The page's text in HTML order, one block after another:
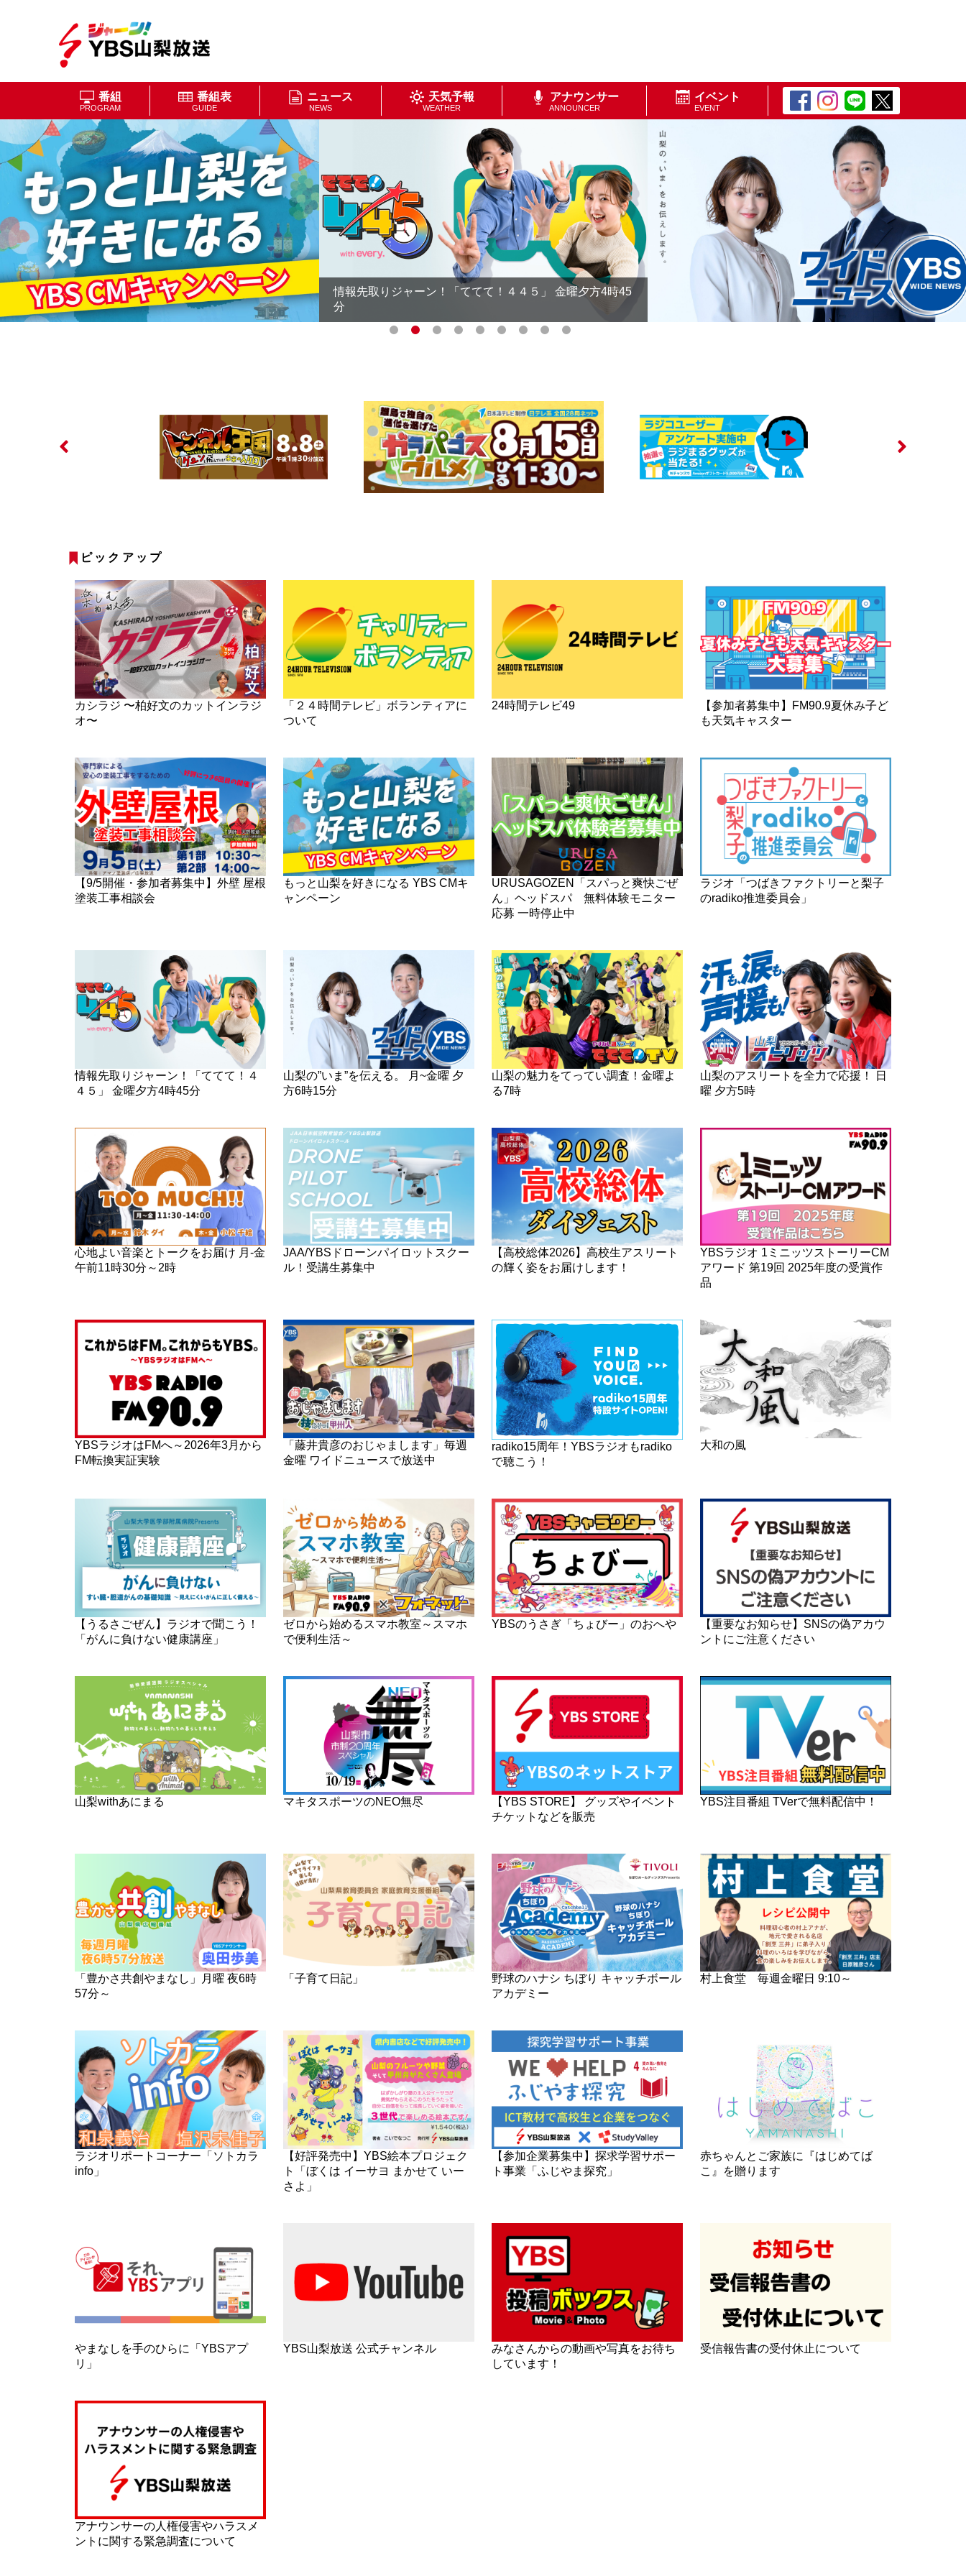
番組
PROGRAM
番組表
GUIDE
ニュース
NEWS
天気予報
WEATHER
アナウンサー
ANNOUNCER
イベント
EVENT
情報先取りジャーン！「ててて！４４５」 金曜夕方4時45
分
ピックアップ
カシラジ 〜柏好文のカットインラジ
オ〜
「２４時間テレビ」ボランティアに
ついて
24時間テレビ49
【参加者募集中】FM90.9夏休み子ど
も天気キャスター
【9/5開催・参加者募集中】外壁 屋根
塗装工事相談会
もっと山梨を好きになる YBS CMキ
ャンペーン
URUSAGOZEN「スパっと爽快ごぜ
ん」ヘッドスパ 無料体験モニター
応募 一時停止中
ラジオ「つばきファクトリーと梨子
のradiko推進委員会」
情報先取りジャーン！「ててて！４
４５」 金曜夕方4時45分
山梨の”いま”を伝える。 月~金曜 夕
方6時15分
山梨の魅力をてってい調査！金曜よ
る7時
山梨のアスリートを全力で応援！ 日
曜 夕方5時
心地よい音楽とトークをお届け 月-金
午前11時30分～2時
JAA/YBSドローンパイロットスクー
ル！受講生募集中
【高校総体2026】高校生アスリート
の輝く姿をお届けします！
YBSラジオ 1ミニッツストーリーCM
アワード 第19回 2025年度の受賞作
品
YBSラジオはFMへ～2026年3月から
FM転換実証実験
「藤井貴彦のおじゃまします」毎週
金曜 ワイドニュースで放送中
radiko15周年！YBSラジオもradiko
で聴こう！
大和の風
【うるさごぜん】ラジオで聞こう！
「がんに負けない健康講座」
ゼロから始めるスマホ教室～スマホ
で便利生活～
YBSのうさぎ「ちょびー」のおへや
【重要なお知らせ】SNSの偽アカウ
ントにご注意ください
山梨withあにまる マキタスポーツのNEO無尽
【YBS STORE】 グッズやイベント
チケットなどを販売
YBS注目番組 TVerで無料配信中！
「豊かさ共創やまなし」月曜 夜6時
57分～
「子育て日記」
野球のハナシ ちぼり キャッチボール
アカデミー
村上食堂 毎週金曜日 9:10～
ラジオリポートコーナー「ソトカラ
info」
【好評発売中】YBS絵本プロジェク
ト「ぼくは イーサヨ まかせて いー
さよ」
【参加企業募集中】探求学習サポー
ト事業「ふじやま探究」
赤ちゃんとご家族に『はじめてば
こ』を贈ります
やまなしを手のひらに「YBSアプ
リ」
YBS山梨放送 公式チャンネル
みなさんからの動画や写真をお待ち
しています！
受信報告書の受付休止について
アナウンサーの人権侵害やハラスメ
ントに関する緊急調査について